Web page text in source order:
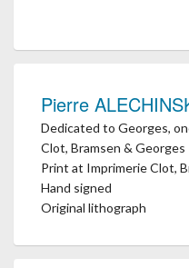
Pierre
Dedicated to Georges,
Clot, Bramsen & Georges
Print at Imprimerie Clot,
Hand signed
Original lithograph